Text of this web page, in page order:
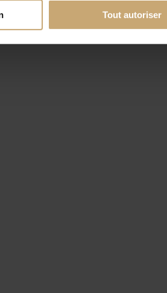
Tout autoriser